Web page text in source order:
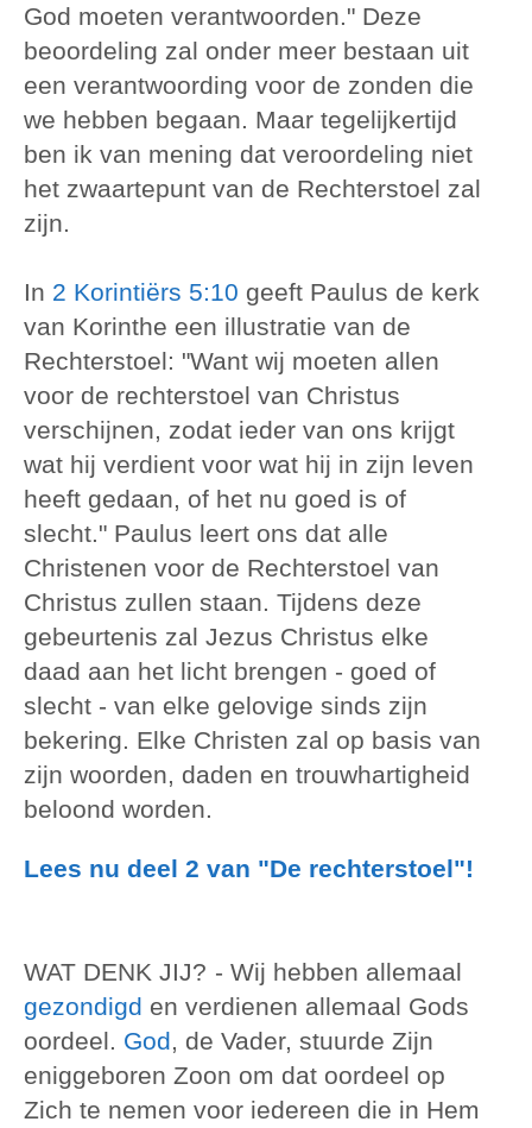
God moeten verantwoorden." Deze
beoordeling zal onder meer bestaan uit
een verantwoording voor de zonden die
we hebben begaan. Maar tegelijkertijd
ben ik van mening dat veroordeling niet
het zwaartepunt van de Rechterstoel zal
zijn.
In 2 Korintiërs 5:10 geeft Paulus de kerk
van Korinthe een illustratie van de
Rechterstoel: "Want wij moeten allen
voor de rechterstoel van Christus
verschijnen, zodat ieder van ons krijgt
wat hij verdient voor wat hij in zijn leven
heeft gedaan, of het nu goed is of
slecht." Paulus leert ons dat alle
Christenen voor de Rechterstoel van
Christus zullen staan. Tijdens deze
gebeurtenis zal Jezus Christus elke
daad aan het licht brengen - goed of
slecht - van elke gelovige sinds zijn
bekering. Elke Christen zal op basis van
zijn woorden, daden en trouwhartigheid
beloond worden.
Lees nu deel 2 van "De rechterstoel"!
WAT DENK JIJ? - Wij hebben allemaal
gezondigd en verdienen allemaal Gods
oordeel. God, de Vader, stuurde Zijn
eniggeboren Zoon om dat oordeel op
Zich te nemen voor iedereen die in Hem